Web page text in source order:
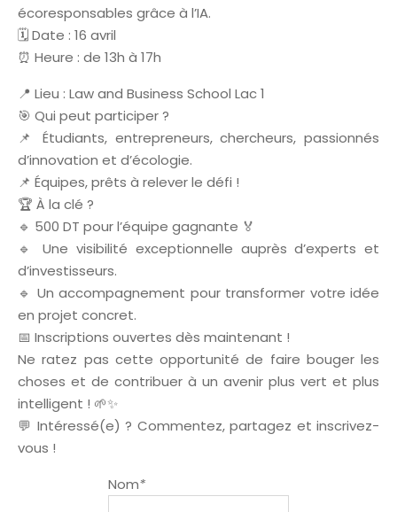
écoresponsables grâce à l’IA.
🗓️ Date : 16 avril
⏰ Heure : de 13h à 17h
📍 Lieu : Law and Business School Lac 1
🎯 Qui peut participer ?
📌 Étudiants, entrepreneurs, chercheurs, passionnés
d’innovation et d’écologie.
📌 Équipes, prêts à relever le défi !
🏆 À la clé ?
🔹 500 DT pour l’équipe gagnante 🏅
🔹 Une visibilité exceptionnelle auprès d’experts et
d’investisseurs.
🔹 Un accompagnement pour transformer votre idée
en projet concret.
📅 Inscriptions ouvertes dès maintenant !
Ne ratez pas cette opportunité de faire bouger les
choses et de contribuer à un avenir plus vert et plus
intelligent ! 🌱✨
💬 Intéressé(e) ? Commentez, partagez et inscrivez-
vous !
Nom*